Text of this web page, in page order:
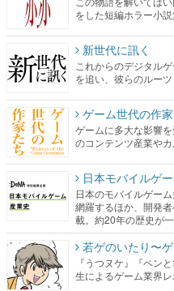
をした短編ホラー小説
新世代に訊く
これからのデジタル
を追い、彼らのルーツ
ゲーム世代の作
ゲームに多大な影響
のコンテンツ産業や
日本モバイルゲ
日本のモバイルゲー
網羅するほか、開発
載。約20年の歴史が
若ゲのいたり〜
『うつヌケ』『ペン
生によるゲーム業界レ